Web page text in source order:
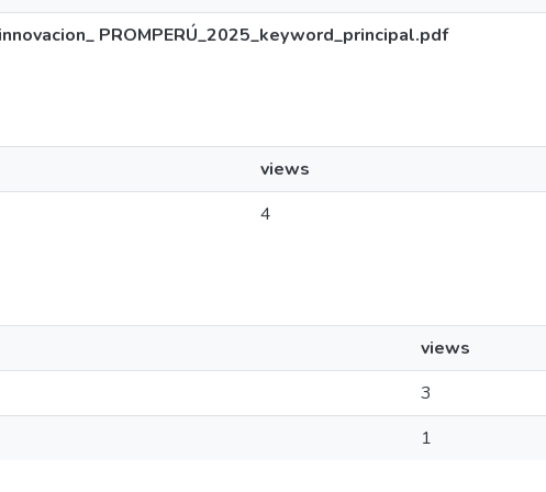
PROMPERÚ_2025_keyword_principal.pdf
views
4
views
3
1